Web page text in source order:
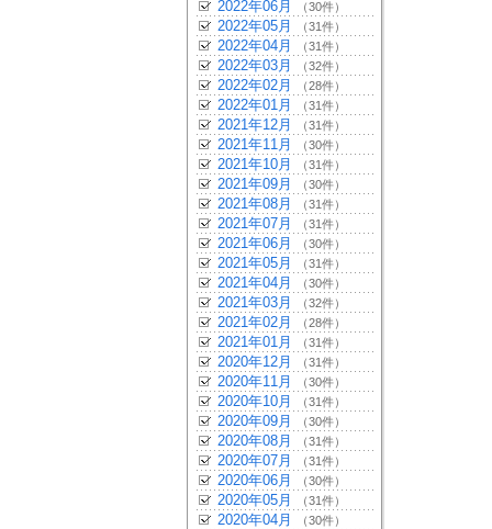
2022年06月 （30件）
2022年05月 （31件）
2022年04月 （31件）
2022年03月 （32件）
2022年02月 （28件）
2022年01月 （31件）
2021年12月 （31件）
2021年11月 （30件）
2021年10月 （31件）
2021年09月 （30件）
2021年08月 （31件）
2021年07月 （31件）
2021年06月 （30件）
2021年05月 （31件）
2021年04月 （30件）
2021年03月 （32件）
2021年02月 （28件）
2021年01月 （31件）
2020年12月 （31件）
2020年11月 （30件）
2020年10月 （31件）
2020年09月 （30件）
2020年08月 （31件）
2020年07月 （31件）
2020年06月 （30件）
2020年05月 （31件）
2020年04月 （30件）